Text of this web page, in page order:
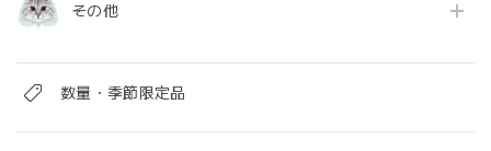
その他
数量・季節限定品